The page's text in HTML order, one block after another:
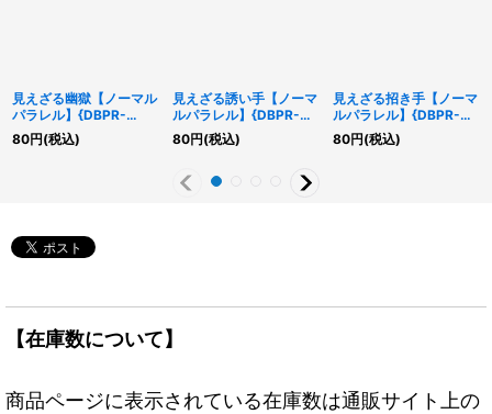
見えざる幽獄【ノーマル
パラレル】{DBPR-
JP009}《魔法》
80円(税込)
見えざる誘い手【ノーマ
ルパラレル】{DBPR-
JP010}《罠》
80円(税込)
見えざる招き手【ノーマ
ルパラレル】{DBPR-
JP011}《罠》
80円(税込)
【在庫数について】
商品ページに表示されている在庫数は通販サイト上の